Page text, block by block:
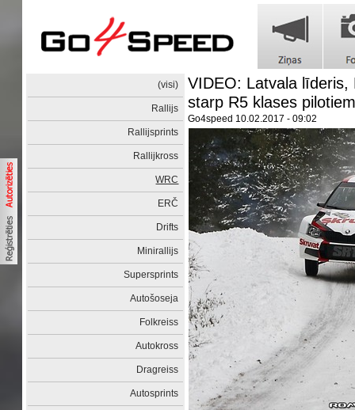
(visi)
Rallijs
Rallijsprints
Rallijkross
WRC
ERČ
Drifts
Minirallijs
Supersprints
Autošoseja
Folkreiss
Autokross
Dragreiss
Autosprints
VIDEO: Latvala līderis,
starp R5 klases
Go4speed 10.02.2017 - 09:02